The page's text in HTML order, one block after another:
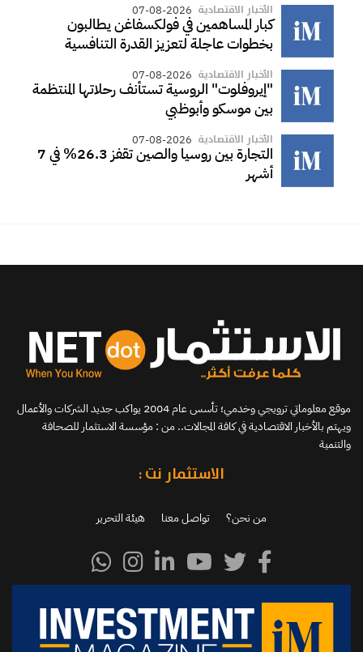
الأخبار الاقتصادية 07-08-2026
كبار المساهمين في فولكسفاغن يطالبون
بخطوات عاجلة لتعزيز القدرة التنافسية
الأخبار الاقتصادية 07-08-2026
"إيروفلوت" الروسية تستأنف رحلاتها المنتظمة
بين موسكو وأبوظبي
الأخبار الاقتصادية 07-08-2026
التجارة بين روسيا والصين تقفز 26.3% في 7
أشهر
موقع معلوماتي ترويجي وخدمي؛ تأسس عام 2004 يواكب جديد الشركات والأعمال
ويهتم بالأخبار الاقتصادية في كافة المجالات.. من : مؤسسة الاستثمار للصحافة
والتنمية
الاستثمار نت :
من نحن؟ تواصل معنا هيئة التحرير